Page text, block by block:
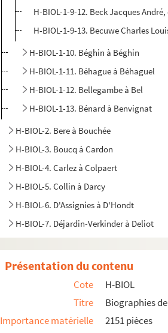
H-BIOL-1-9-12. Beck Jacques
H-BIOL-1-9-13. Becuwe Charles
H-BIOL-1-10. Béghin à Béghin
H-BIOL-1-11. Béhague à Béhaguel
H-BIOL-1-12. Bellegambe à Bel
H-BIOL-1-13. Bénard à Benvignat
H-BIOL-2. Bere à Bouchée
H-BIOL-3. Boucq à Cardon
H-BIOL-4. Carlez à Colpaert
H-BIOL-5. Collin à Darcy
H-BIOL-6. D'Assignies à D'Hondt
H-BIOL-7. Déjardin-Verkinder à Deliot
H-BIOL-9. Deron à Desboeufs
H-BIOL-10. Deturck à Duhaut
H-BIOL-11. Dujardin à Faid'herbe
H-BIOL-12. Fabre à Georges
Présentation du contenu
Cote
H-BIOL
Titre
Biographies
Importance matérielle
2151 pièces